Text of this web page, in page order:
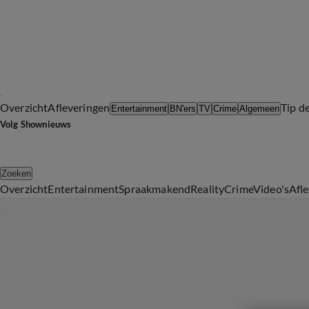
OverzichtAfleveringen Entertainment BN'ers TV Crime AlgemeenTip
Volg Shownieuws
Zoeken
OverzichtEntertainmentSpraakmakendRealityCrimeVideo's